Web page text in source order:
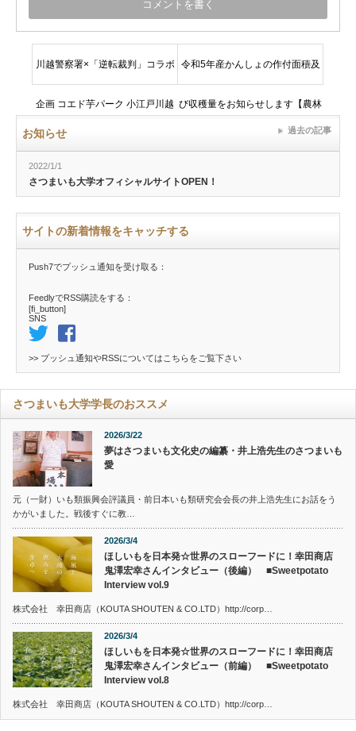
川越警察署×「逆転裁判」コラボ
企画 コエド芋パーク 小江戸川越
令和5年産かんしょの作付面積及
び収穫量をお知らせします【農林
お知らせ
2022/1/1
さつまいも大学オフィシャルサイトOPEN！
過去の記事
サイトの新着情報をキャッチする
Push7でプッシュ通知を受け取る：
FeedlyでRSS購読をする：
[fi_button]
SNS
>> プッシュ通知やRSSについては こちらをご覧下さい
さつまいも大学学長のおススメ
2026/3/22
夢はさつまいも文化史の編纂・井上浩先生のさつまいも
愛
元（一財）いも類振興会評議員・前日本いも類研究会会長の井上浩先生にお話をう
かがいました。戦後すぐに教…
2026/3/4
ほしいもを日本発☆世界のスローフードに！幸田商店
鬼澤宏幸さんインタビュー（後編） ■Sweetpotato
Interview vol.9
株式会社 幸田商店（KOUTA SHOUTEN & CO.LTD）http://corp…
2026/3/4
ほしいもを日本発☆世界のスローフードに！幸田商店
鬼澤宏幸さんインタビュー（前編） ■Sweetpotato
Interview vol.8
株式会社 幸田商店（KOUTA SHOUTEN & CO.LTD）http://corp…